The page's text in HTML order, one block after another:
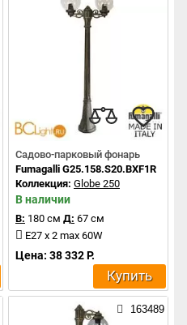
Садово-парковый фонарь
Fumagalli G25.158.S20.BXF1R
Коллекция: Globe 250
В наличии
В: 180 см Д: 67 см
E27 x 2 max 60W
Цена: 38 332 Р.
Купить
163489